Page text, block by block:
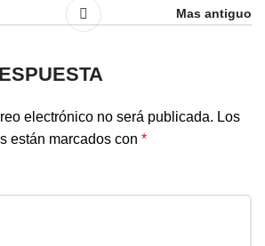
Mas antiguo
electrónico no será publicada. Los
están marcados con *